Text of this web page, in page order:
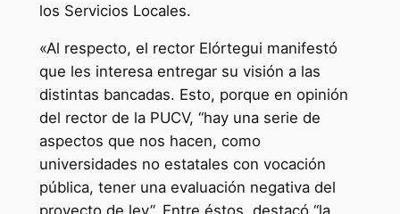
los Servicios Locales.
«Al respecto, el rector Elórtegui manifestó
que les interesa entregar su visión a las
distintas bancadas. Esto, porque en opinión
del rector de la PUCV, “hay una serie de
aspectos que nos hacen, como
universidades no estatales con vocación
pública, tener una evaluación negativa del